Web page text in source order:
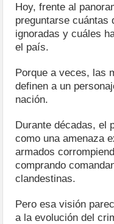
Hoy, frente al
preguntarse cuántas
ignoradas y cuáles
el país.
Porque a veces, las
definen a un
nación.
Durante décadas, el
como una amenaza
armados
comprando
clandestinas.
Pero esa visión
a la evolución del